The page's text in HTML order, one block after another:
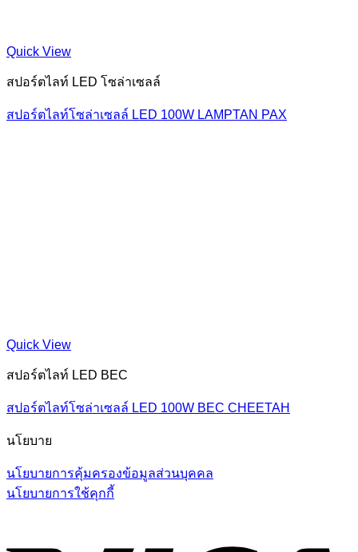
Quick View
สปอร์ตไลท์ LED โซล่าเซลล์
สปอร์ตไลท์โซล่าเซลล์ LED 100W LAMPTAN PAX
Quick View
สปอร์ตไลท์ LED BEC
สปอร์ตไลท์โซล่าเซลล์ LED 100W BEC CHEETAH
นโยบาย
นโยบายการคุ้มครองข้อมูลส่วนบุคคล
นโยบายการใช้คุกกี้